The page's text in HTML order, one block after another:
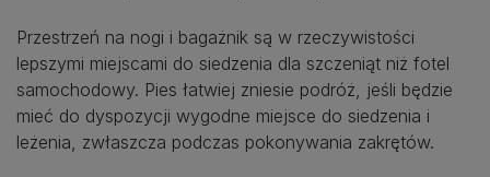
Przestrzeń na nogi i bagażnik są w rzeczywistości
lepszymi miejscami do siedzenia dla szczeniąt niż fotel
samochodowy. Pies łatwiej zniesie podróż, jeśli będzie
mieć do dyspozycji wygodne miejsce do siedzenia i
leżenia, zwłaszcza podczas pokonywania zakrętów.